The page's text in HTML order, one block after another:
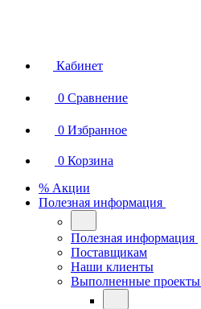
Кабинет
0 Сравнение
0 Избранное
0 Корзина
% Акции
Полезная информация
Полезная информация
Поставщикам
Наши клиенты
Выполненные проекты